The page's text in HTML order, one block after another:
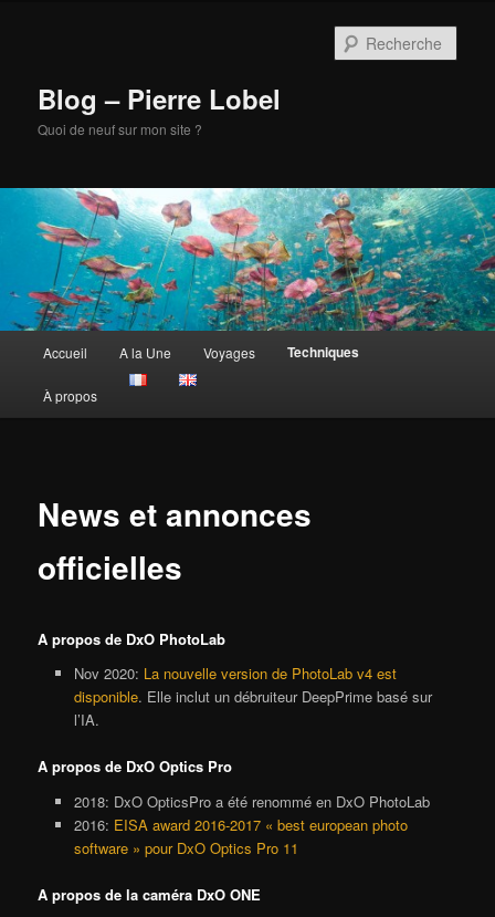
Blog – Pierre Lobel
Quoi de neuf sur mon site ?
principal
Accueil A la Une Voyages Techniques
À propos
News et annonces
officielles
A propos de DxO PhotoLab
Nov 2020: La nouvelle version de PhotoLab v4 est
disponible. Elle inclut un débruiteur DeepPrime basé sur
l’IA.
A propos de DxO Optics Pro
2018: DxO OpticsPro a été renommé en DxO PhotoLab
2016: EISA award 2016-2017 « best european photo
software » pour DxO Optics Pro 11
A propos de la caméra DxO ONE